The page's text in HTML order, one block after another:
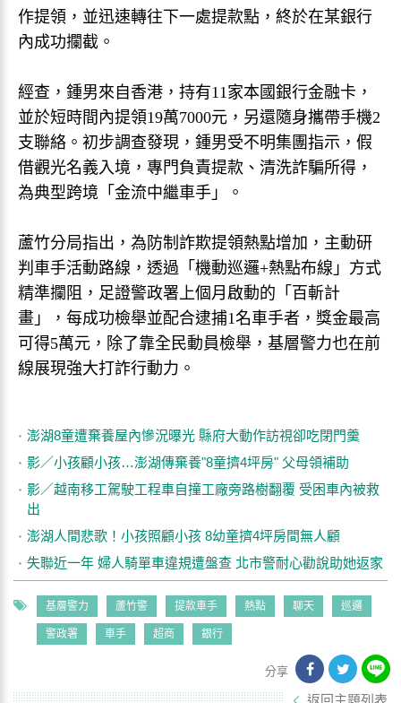
作提領，並迅速轉往下一處提款點，終於在某銀行
內成功攔截。
經查，鍾男來自香港，持有11家本國銀行金融卡，
並於短時間內提領19萬7000元，另還隨身攜帶手機2
支聯絡。初步調查發現，鍾男受不明集團指示，假
借觀光名義入境，專門負責提款、清洗詐騙所得，
為典型跨境「金流中繼車手」。
蘆竹分局指出，為防制詐欺提領熱點增加，主動研
判車手活動路線，透過「機動巡邏+熱點布線」方式
精準攔阻，足證警政署上個月啟動的「百斬計
畫」，每成功檢舉並配合逮捕1名車手者，獎金最高
可得5萬元，除了靠全民動員檢舉，基層警力也在前
線展現強大打詐行動力。
澎湖8童遭棄養屋內慘況曝光 縣府大動作訪視卻吃閉門羹
影／小孩顧小孩…澎湖傳棄養"8童擠4坪房" 父母領補助
影／越南移工駕駛工程車自撞工廠旁路樹翻覆 受困車內被救
出
澎湖人間悲歌！小孩照顧小孩 8幼童擠4坪房間無人顧
失聯近一年 婦人騎單車違規遭盤查 北市警耐心勸說助她返家
基層警力 蘆竹警 提款車手 熱點 聊天 巡邏
警政署 車手 超商 銀行
分享